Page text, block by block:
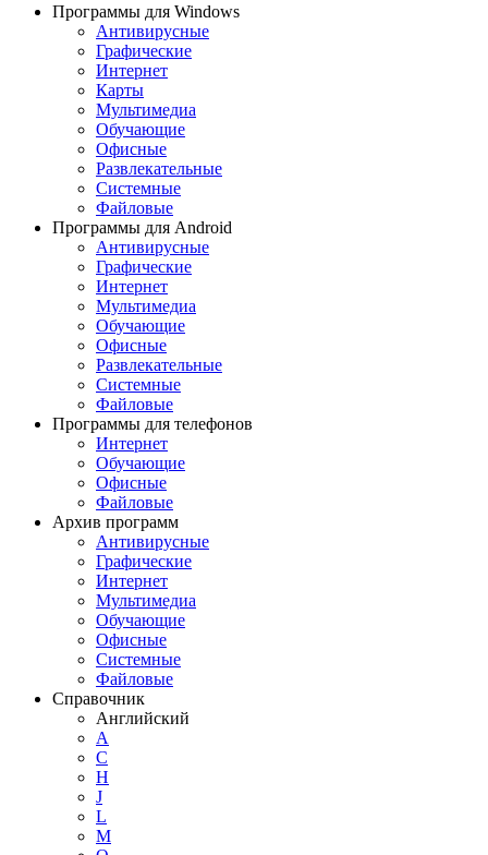
Программы для Windows
Антивирусные
Графические
Интернет
Карты
Мультимедиа
Обучающие
Офисные
Развлекательные
Системные
Файловые
Программы для Android
Антивирусные
Графические
Интернет
Мультимедиа
Обучающие
Офисные
Развлекательные
Системные
Файловые
Программы для телефонов
Интернет
Обучающие
Офисные
Файловые
Архив программ
Антивирусные
Графические
Интернет
Мультимедиа
Обучающие
Офисные
Системные
Файловые
Справочник
Английский
A
C
H
J
L
M